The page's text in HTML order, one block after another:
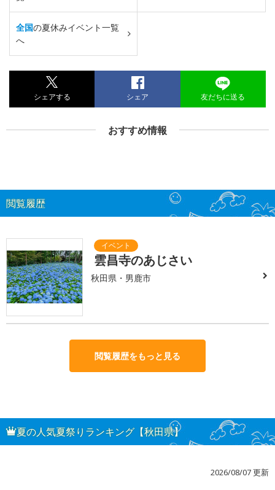
全国の夏休みイベント一覧
へ
シェアする シェア 友だちに送る
おすすめ情報
閲覧履歴
雲昌寺のあじさい
秋田県・男鹿市
閲覧履歴をもっと見る
夏の人気夏祭りランキング【秋田県】
2026/08/07 更新